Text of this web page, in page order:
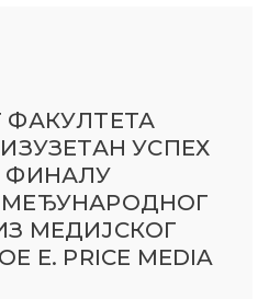
УСПЕХ
ФИНАЛУ
МЕДИЈСКОГ
E. PRICE MEDIA